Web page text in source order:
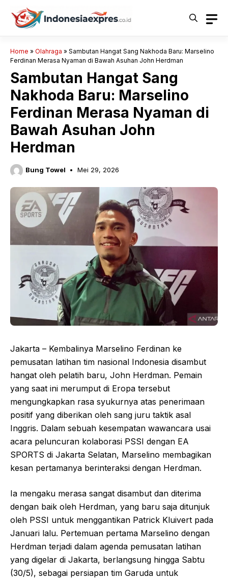
Langsung
Home » Olahraga » Sambutan Hangat Sang Nakhoda Baru: Marselino
Ferdinan Merasa Nyaman di Bawah Asuhan John Herdman
Sambutan Hangat Sang
Nakhoda Baru: Marselino
Ferdinan Merasa Nyaman di
Bawah Asuhan John
Herdman
Bung Towel Mei 29, 2026
Jakarta – Kembalinya Marselino Ferdinan ke
pemusatan latihan tim nasional Indonesia disambut
hangat oleh pelatih baru, John Herdman. Pemain
yang saat ini merumput di Eropa tersebut
mengungkapkan rasa syukurnya atas penerimaan
positif yang diberikan oleh sang juru taktik asal
Inggris. Dalam sebuah kesempatan wawancara usai
acara peluncuran kolaborasi PSSI dengan EA
SPORTS di Jakarta Selatan, Marselino membagikan
kesan pertamanya berinteraksi dengan Herdman.
Ia mengaku merasa sangat disambut dan diterima
dengan baik oleh Herdman, yang baru saja ditunjuk
oleh PSSI untuk menggantikan Patrick Kluivert pada
Januari lalu. Pertemuan pertama Marselino dengan
Herdman terjadi dalam agenda pemusatan latihan
yang digelar di Jakarta, berlangsung hingga Sabtu
(30/5), sebagai persiapan tim Garuda untuk